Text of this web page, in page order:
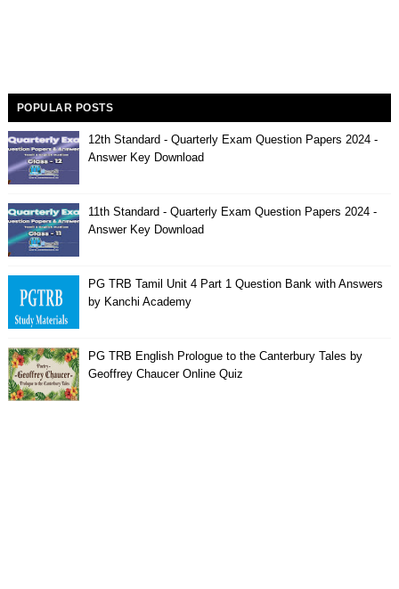
POPULAR POSTS
12th Standard - Quarterly Exam Question Papers 2024 -
Answer Key Download
11th Standard - Quarterly Exam Question Papers 2024 -
Answer Key Download
PG TRB Tamil Unit 4 Part 1 Question Bank with Answers
by Kanchi Academy
PG TRB English Prologue to the Canterbury Tales by
Geoffrey Chaucer Online Quiz